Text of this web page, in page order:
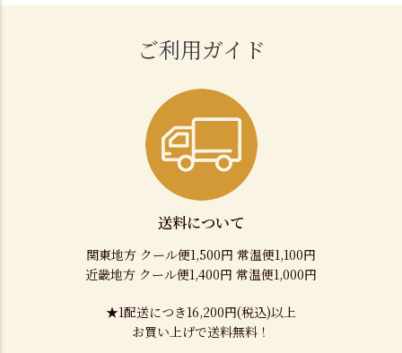
ご利用ガイド
送料について
関東地方 クール便1,500円 常温便1,100円
近畿地方 クール便1,400円 常温便1,000円
★1配送につき16,200円(税込)以上
お買い上げで送料無料！